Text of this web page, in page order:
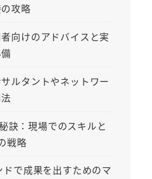
攻略
向けのアドバイスと実
ルタントやネットワー
訣：現場でのスキルと
戦略
ドで成果を出すためのマ